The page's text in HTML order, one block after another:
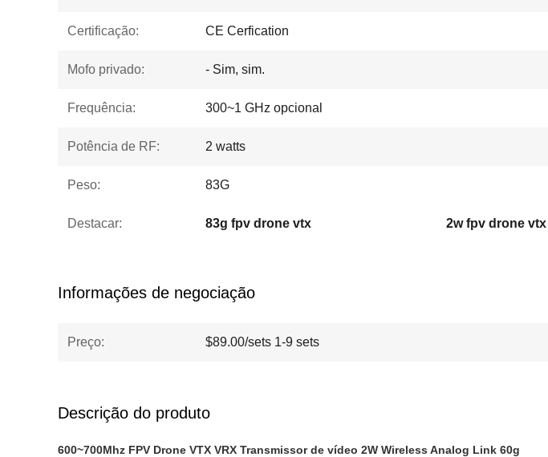
Certificação: CE Cerfication
Mofo privado: - Sim, sim.
Frequência: 300~1 GHz opcional
Potência de RF: 2 watts
Peso: 83G
Destacar: 83g fpv drone vtx 2w fpv drone vtx
Informações de negociação
Preço: $89.00/sets 1-9 sets
Descrição do produto
600~700Mhz FPV Drone VTX VRX Transmissor de vídeo 2W Wireless Analog Link 60g